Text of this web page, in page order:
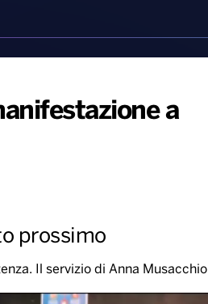
a
prossimo
Il servizio di Anna Musacchio